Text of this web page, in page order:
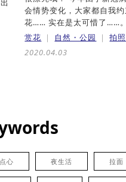
会情势变化，大家都自我
花…… 实在是太可惜了……
赏花
自然・公园
拍
2020.04.03
心 夜生活 拉面